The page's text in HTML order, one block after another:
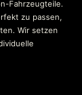
Fahrzeugteile.
zu passen,
Wir setzen